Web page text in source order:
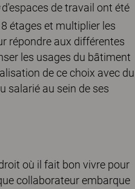
d'espaces de travail ont été
étages et multiplier les
répondre aux différentes
les usages du bâtiment
de ce choix avec du
salarié au sein de ses
où il fait bon vivre pour
collaborateur embarque